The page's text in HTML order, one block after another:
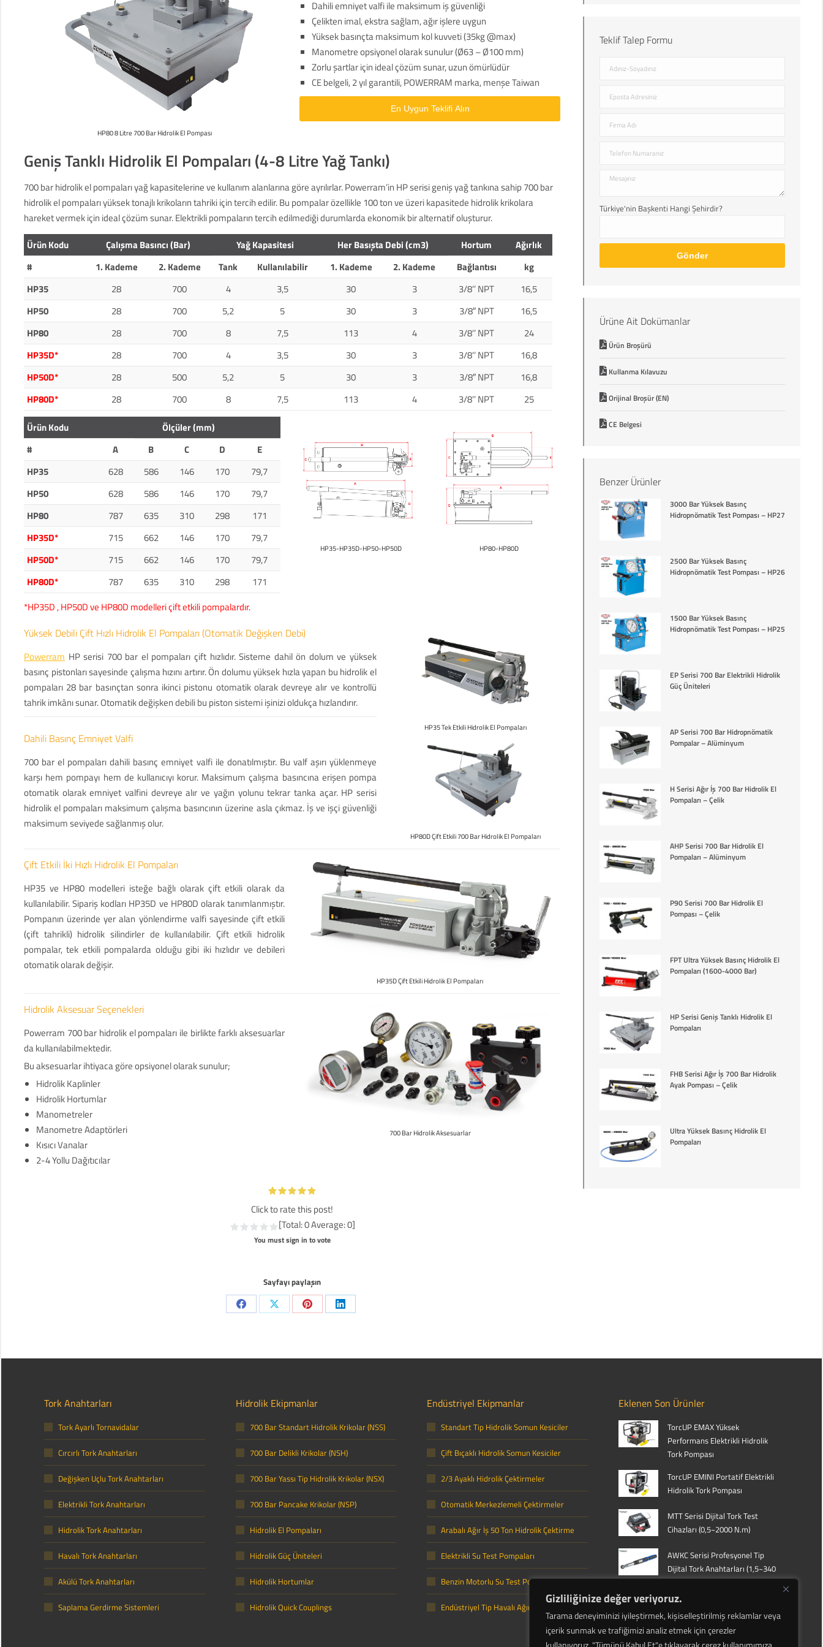
Gizliliğinize değer veriyoruz.
Tarama deneyiminizi iyileştirmek, kişiselleştirilmiş reklamlar veya
içerik sunmak ve trafiğimizi analiz etmek için çerezler
HP80 8 Litre 700 Bar Hidrolik El Pompası
Dahili emniyet valfi ile maksimum iş güvenliği
Çelikten imal, ekstra sağlam, ağır işlere uygun
Yüksek basınçta maksimum kol kuvveti (35kg @max)
Manometre opsiyonel olarak sunulur (Ø63 – Ø100 mm)
Zorlu şartlar için ideal çözüm sunar, uzun ömürlüdür
CE belgeli, 2 yıl garantili, POWERRAM marka, menşe Taiwan
En Uygun Teklifi Alın
Geniş Tanklı Hidrolik El Pompaları (4-8 Litre Yağ Tankı)
700 bar hidrolik el pompaları yağ kapasitelerine ve kullanım alanlarına göre ayrılırlar. Powerram’in HP serisi geniş yağ tankına sahip 700 bar
hidrolik el pompaları yüksek tonajlı krikoların tahriki için tercih edilir. Bu pompalar özellikle 100 ton ve üzeri kapasitede hidrolik krikolara
hareket vermek için ideal çözüm sunar. Elektrikli pompaların tercih edilmediği durumlarda ekonomik bir alternatif oluşturur.
Ürün Kodu
Çalışma Basıncı (Bar) Yağ Kapasitesi Her Basışta Debi (cm3) Hortum
Ağırlık
#
1. Kademe 2. Kademe Tank Kullanılabilir 1. Kademe 2. Kademe Bağlantısı
kg
HP35
28 700 4 3,5 30 3 3/8’’ NPT
16,5
HP50
28 700 5,2 5 30 3 3/8″ NPT
16,5
HP80
28 700 8 7,5 113 4 3/8’’ NPT
24
HP35D*
28 700 4 3,5 30 3 3/8’’ NPT
16,8
HP50D*
28 500 5,2 5 30 3 3/8″ NPT
16,8
HP80D*
28 700 8 7,5 113 4 3/8’’ NPT
25
Ürün Kodu
Ölçüler (mm)
#
A B C D
E
HP35
628 586 146 170
79,7
HP50
628 586 146 170
79,7
HP80
787 635 310 298
171
HP35D*
715 662 146 170
79,7
HP50D*
715 662 146 170
79,7
HP80D*
787 635 310 298
171
*HP35D , HP50D ve HP80D modelleri çift etkili pompalardır.
HP35-HP35D-HP50-HP50D HP80-HP80D
Yüksek Debili Çift Hızlı Hidrolik El Pompaları (Otomatik Değişken Debi)
Powerram HP serisi 700 bar el pompaları çift hızlıdır. Sisteme dahil ön dolum ve yüksek
basınç pistonları sayesinde çalışma hızını artırır. Ön dolumu yüksek hızla yapan bu hidrolik el
pompaları 28 bar basınçtan sonra ikinci pistonu otomatik olarak devreye alır ve kontrollü
tahrik imkânı sunar. Otomatik değişken debili bu piston sistemi işinizi oldukça hızlandırır.
Dahili Basınç Emniyet Valfi
700 bar el pompaları dahili basınç emniyet valfi ile donatılmıştır. Bu valf aşırı yüklenmeye
karşı hem pompayı hem de kullanıcıyı korur. Maksimum çalışma basıncına erişen pompa
otomatik olarak emniyet valfini devreye alır ve yağın yolunu tekrar tanka açar. HP serisi
hidrolik el pompaları maksimum çalışma basıncının üzerine asla çıkmaz. İş ve işçi güvenliği
maksimum seviyede sağlanmış olur.
HP35 Tek Etkili Hidrolik El Pompaları
HP80D Çift Etkili 700 Bar Hidrolik El Pompaları
Çift Etkili İki Hızlı Hidrolik El Pompaları
HP35 ve HP80 modelleri isteğe bağlı olarak çift etkili olarak da
kullanılabilir. Sipariş kodları HP35D ve HP80D olarak tanımlanmıştır.
Pompanın üzerinde yer alan yönlendirme valfi sayesinde çift etkili
(çift tahrikli) hidrolik silindirler de kullanılabilir. Çift etkili hidrolik
pompalar, tek etkili pompalarda olduğu gibi iki hızlıdır ve debileri
otomatik olarak değişir.
HP35D Çift Etkili Hidrolik El Pompaları
Hidrolik Aksesuar Seçenekleri
Powerram 700 bar hidrolik el pompaları ile birlikte farklı aksesuarlar
da kullanılabilmektedir.
Bu aksesuarlar ihtiyaca göre opsiyonel olarak sunulur;
Hidrolik Kaplinler
Hidrolik Hortumlar
Manometreler
Manometre Adaptörleri
Kısıcı Vanalar
2-4 Yollu Dağıtıcılar
700 Bar Hidrolik Aksesuarlar
Click to rate this post!
[Total:0Average:0]
You must sign in to vote
Sayfayı paylaşın
Share Share Share Share
Teklif Talep Formu
Türkiye'nin Başkenti Hangi Şehirdir?
Ürüne Ait Dokümanlar
Ürün Broşürü
Kullanma Kılavuzu
Orijinal Broşür (EN)
CE Belgesi
Benzer Ürünler
3000 Bar Yüksek Basınç
Hidropnömatik Test Pompası – HP27
2500 Bar Yüksek Basınç
Hidropnömatik Test Pompası – HP26
1500 Bar Yüksek Basınç
Hidropnömatik Test Pompası – HP25
EP Serisi 700 Bar Elektrikli Hidrolik
Güç Üniteleri
AP Serisi 700 Bar Hidropnömatik
Pompalar – Alüminyum
H Serisi Ağır İş 700 Bar Hidrolik El
Pompaları – Çelik
AHP Serisi 700 Bar Hidrolik El
Pompaları – Alüminyum
P90 Serisi 700 Bar Hidrolik El
Pompası – Çelik
FPT Ultra Yüksek Basınç Hidrolik El
Pompaları (1600-4000 Bar)
HP Serisi Geniş Tanklı Hidrolik El
Pompaları
FHB Serisi Ağır İş 700 Bar Hidrolik
Ayak Pompası – Çelik
Ultra Yüksek Basınç Hidrolik El
Pompaları
Tork Anahtarları
Tork Ayarlı Tornavidalar
Cırcırlı Tork Anahtarları
Değişken Uçlu Tork Anahtarları
Elektrikli Tork Anahtarları
Hidrolik Tork Anahtarları
Havalı Tork Anahtarları
Akülü Tork Anahtarları
Saplama Gerdirme Sistemleri
Hidrolik Ekipmanlar
700 Bar Standart Hidrolik Krikolar (NSS)
700 Bar Delikli Krikolar (NSH)
700 Bar Yassı Tip Hidrolik Krikolar (NSX)
700 Bar Pancake Krikolar (NSP)
Hidrolik El Pompaları
Hidrolik Güç Üniteleri
Hidrolik Hortumlar
Hidrolik Quick Couplings
Endüstriyel Ekipmanlar
Standart Tip Hidrolik Somun Kesiciler
Çift Bıçaklı Hidrolik Somun Kesiciler
2/3 Ayaklı Hidrolik Çektirmeler
Otomatik Merkezlemeli Çektirmeler
Arabalı Ağır İş 50 Ton Hidrolik Çektirme
Elektrikli Su Test Pompaları
Benzin Motorlu Su Test Pompaları
Endüstriyel Tip Havalı Ağır Lokmalar
Eklenen Son Ürünler
TorcUP EMAX Yüksek
Performans Elektrikli Hidrolik
Tork Pompası
TorcUP EMINI Portatif Elektrikli
Hidrolik Tork Pompası
MTT Serisi Dijital Tork Test
Cihazları (0,5~2000 N.m)
AWKC Serisi Profesyonel Tip
Dijital Tork Anahtarları (1,5~340
N.m)
WKC Serisi Standart Tip Dijital
Tork Anahtarları (1,5~340 N.m)